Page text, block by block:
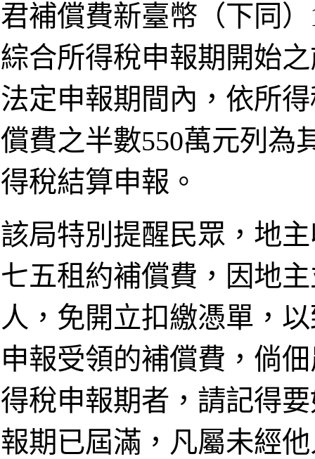
君補償費新臺幣（下同
綜合所得稅申報期開始
法定申報期間內，依所
償費之半數550萬元列為
得稅結算申報。
該局特別提醒民眾，地
七五租約補償費，因地
人，免開立扣繳憑單，
申報受領的補償費，倘
得稅申報期者，請記得
報期已屆滿，凡屬未經